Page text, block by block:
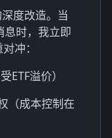
度改造。当
息时，我立即
冲：
ETF溢价）
（成本控制在